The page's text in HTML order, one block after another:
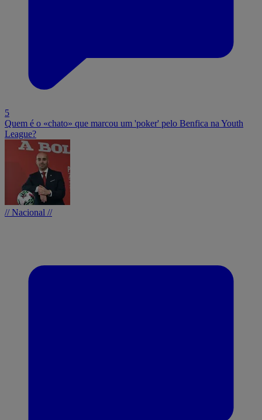
5
Quem é o «chato» que marcou um 'poker' pelo Benfica na Youth
League?
// Nacional //